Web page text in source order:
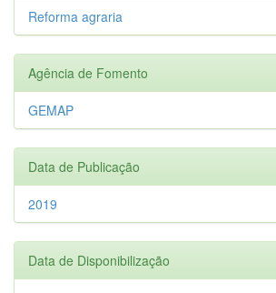
Reforma agraria
Agência de Fomento
GEMAP
Data de Publicação
2019
Data de Disponibilização